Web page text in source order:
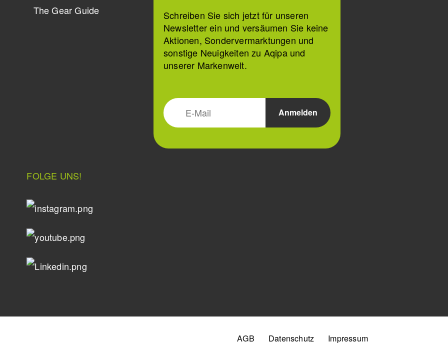
The Gear Guide
Schreiben Sie sich jetzt für unseren
Newsletter ein und versäumen Sie keine
Aktionen, Sondervermarktungen und
sonstige Neuigkeiten zu Aqipa und
unserer Markenwelt.
FOLGE UNS!
AGB Datenschutz Impressum